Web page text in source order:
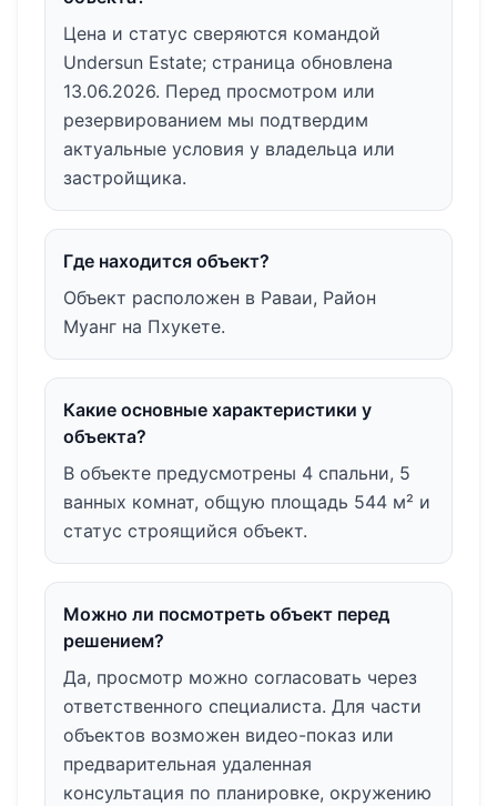
Цена и статус сверяются командой
Undersun Estate; страница обновлена
13.06.2026. Перед просмотром или
резервированием мы подтвердим
актуальные условия у владельца или
застройщика.
Где находится объект?
Объект расположен в Раваи, Район
Муанг на Пхукете.
Какие основные характеристики у
объекта?
В объекте предусмотрены 4 спальни, 5
ванных комнат, общую площадь 544 м² и
статус строящийся объект.
Можно ли посмотреть объект перед
решением?
Да, просмотр можно согласовать через
ответственного специалиста. Для части
объектов возможен видео-показ или
предварительная удаленная
консультация по планировке, окружению